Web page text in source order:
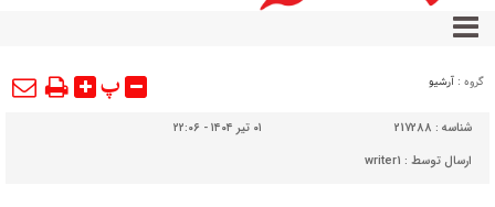
گروه : آرشیو پ
شناسه : 217288
۰۱ تیر ۱۴۰۴ - ۲۲:۰۶
ارسال توسط : writer1